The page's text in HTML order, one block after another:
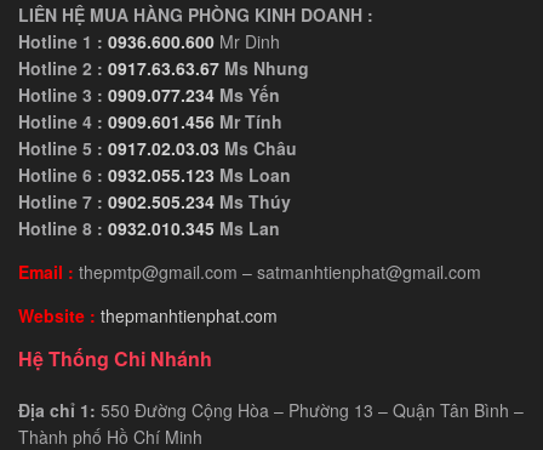
LIÊN HỆ MUA HÀNG PHÒNG KINH DOANH :
Hotline 1 : 0936.600.600 Mr Dinh
Hotline 2 : 0917.63.63.67 Ms Nhung
Hotline 3 : 0909.077.234 Ms Yến
Hotline 4 : 0909.601.456 Mr Tính
Hotline 5 : 0917.02.03.03 Ms Châu
Hotline 6 : 0932.055.123 Ms Loan
Hotline 7 : 0902.505.234 Ms Thúy
Hotline 8 : 0932.010.345 Ms Lan
Email : thepmtp@gmail.com – satmanhtienphat@gmail.com
Website : thepmanhtienphat.com
Hệ Thống Chi Nhánh
Địa chỉ 1: 550 Đường Cộng Hòa – Phường 13 – Quận Tân Bình –
Thành phố Hồ Chí Minh